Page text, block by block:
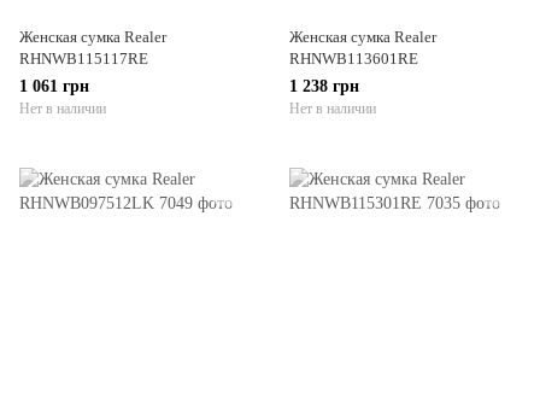
Женская сумка Realer
RHNWB115117RE
1 061 грн
Нет в наличии
Женская сумка Realer
RHNWB113601RE
1 238 грн
Нет в наличии